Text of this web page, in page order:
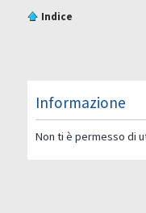
Indice
Informazione
Non ti è permesso di